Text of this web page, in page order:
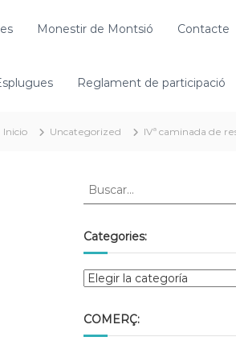
Monestir de Montsió Contacte
Reglament de participació
Inicio Uncategorized IVª caminada de
Categories:
COMERÇ: